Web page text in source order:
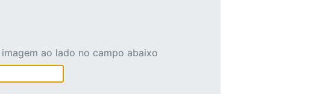
ao lado no campo abaixo